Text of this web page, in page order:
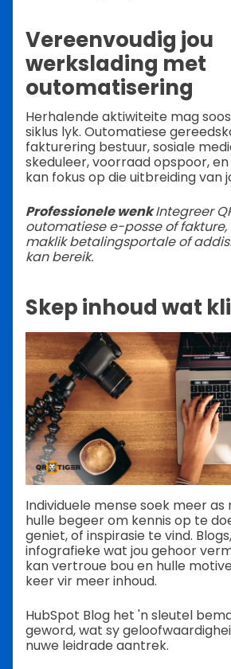
Vereenvoudig jou
werkslading met
outomatisering
Herhalende aktiwiteite mag
siklus lyk. Outomatiese
fakturering bestuur, sosiale
skeduleer, voorraad opspoor,
kan fokus op die uitbreiding van
Professionele wenkIntegreer
outomatiese e-posse of
maklik betalingsportale of
kan bereik.
Skep inhoud wat
Individuele mense soek meer as
hulle begeer om kennis op te
geniet, of inspirasie te vind.
infografieke wat jou gehoor
kan vertroue bou en hulle
keer vir meer inhoud.
HubSpot Blog het 'n sleutel
geword, wat sy
nuwe leidrade aantrek.